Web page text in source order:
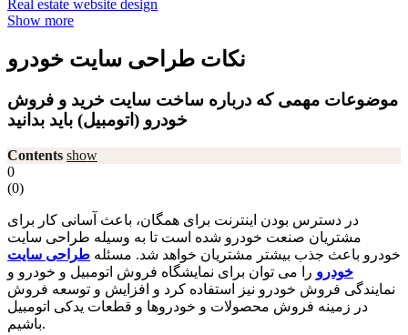
Real estate website design
Show more
نکات طراحی سایت خودرو
موضوعات مهمی که درباره ساخت سایت خرید و فروش
خودرو (اتومبیل) باید بدانید
Contents show
0
(0)
در دسترس بودن اینترنت برای همگان، باعث آسانی کار برای
مشتریان صنعت خودرو شده است تا به وسیله طراحی سایت
خودرو باعث جذب بیشتر مشتریان خواهد شد. مسئله طراحی سایت
خودرو را می توان برای نمایشگاه فروش اتومبیل و خودرو و
نمایندگی فروش خودرو نیز استفاده کرد و افزایش و توسعه فروش
در زمینه فروش محصولات و خودروها و قطعات یدکی اتومبیل
باشیم.